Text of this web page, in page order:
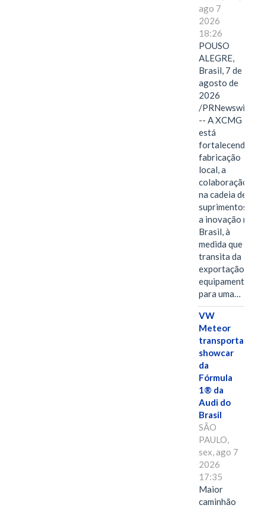
ago 7
2026
18:26
POUSO
ALEGRE,
Brasil, 7 de
agosto de
2026
/PRNewswire/
-- A XCMG
está
fortalecendo a
fabricação
local, a
colaboração
na cadeia de
suprimentos e
a inovação no
Brasil, à
medida que
transita da
exportação de
equipamentos
para uma…
VW
Meteor
transporta
showcar
da
Fórmula
1® da
Audi do
Brasil
SÃO
PAULO,
sex, ago 7
2026
17:35
Maior
caminhão